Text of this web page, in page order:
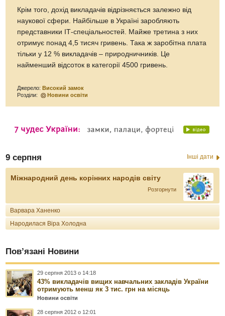
Крім того, дохід викладачів відрізняється залежно від
наукової сфери. Найбільше в Україні заробляють
представники ІТ-спеціальностей. Майже третина з них
отримує понад 4,5 тисяч гривень. Така ж заробітна плата
тільки у 12 % викладачів – природничників. Це
найменший відсоток в категорії 4500 гривень.
Джерело:Високий замок
Розділи:
Новини освіти
9 серпня Інші дати
Міжнародний день корінних народів світу
Розгорнути
Варвара Ханенко
Народилася Віра Холодна
Пов’язані Новини
29 серпня 2013 о 14:18
43% викладачів вищих навчальних закладів України
отримують менш як 3 тис. грн на місяць
Новини освіти
28 серпня 2012 о 12:01